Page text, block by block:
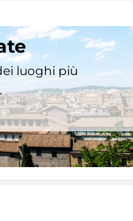
luoghi più